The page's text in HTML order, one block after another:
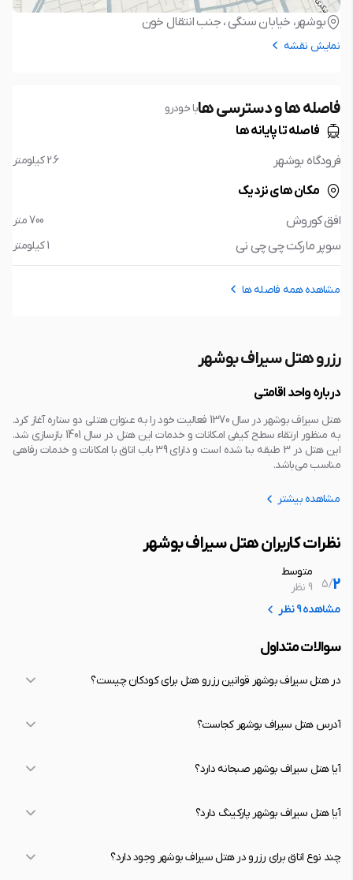
بوشهر، خیابان سنگی ، جنب انتقال خون
نمایش نقشه
فاصله ها و دسترسی هابا خودرو
فاصله تا پایانه ها
فرودگاه بوشهر
2.6 کیلومتر
مکان های نزدیک
افق کوروش
700 متر
سوپر مارکت چی چی نی 1 کیلومتر
مشاهده همه فاصله ها
رزرو هتل سیراف بوشهر
درباره واحد اقامتی
هتل سیراف بوشهر در سال 1370 فعالیت خود را به عنوان هتلی دو ستاره آغاز کرد.
به منظور ارتقاء سطح کیفی امکانات و خدمات این هتل در سال 1401 بازسازی شد.
این هتل در 3 طبقه بنا شده ‌است و دارای 39 باب اتاق با امکانات و خدمات رفاهی
مناسب می‌باشد.
مشاهده بیشتر
نظرات کاربران هتل سیراف بوشهر
2
/
5
متوسط
9 نظر
مشاهده 9 نظر
سوالات متداول
در هتل سیراف بوشهر قوانین رزرو هتل برای کودکان چیست؟
آدرس هتل سیراف بوشهر کجاست؟
آیا هتل سیراف بوشهر صبحانه دارد؟
آیا هتل سیراف بوشهر پارکینگ دارد؟
چند نوع اتاق برای رزرو در هتل سیراف بوشهر وجود دارد؟